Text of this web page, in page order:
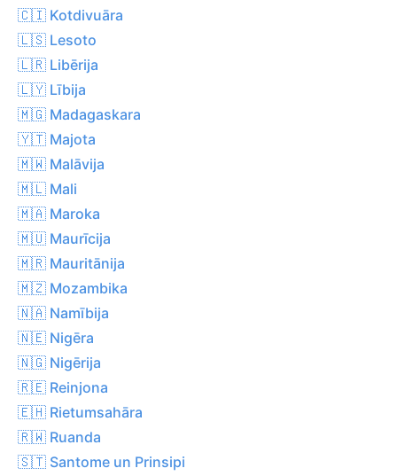
🇨🇮 Kotdivuāra
🇱🇸 Lesoto
🇱🇷 Libērija
🇱🇾 Lībija
🇲🇬 Madagaskara
🇾🇹 Majota
🇲🇼 Malāvija
🇲🇱 Mali
🇲🇦 Maroka
🇲🇺 Maurīcija
🇲🇷 Mauritānija
🇲🇿 Mozambika
🇳🇦 Namībija
🇳🇪 Nigēra
🇳🇬 Nigērija
🇷🇪 Reinjona
🇪🇭 Rietumsahāra
🇷🇼 Ruanda
🇸🇹 Santome un Prinsipi